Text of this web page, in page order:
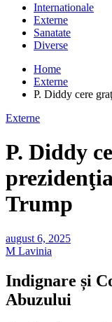
Internationale
Externe
Sanatate
Diverse
Home
Externe
P. Diddy cere
Externe
P. Diddy
Trump
august 6, 2025
M Lavinia
Indignare și
Abuzului